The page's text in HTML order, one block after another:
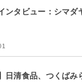
ンタビュー：シマダ
日清食品、つくばみ